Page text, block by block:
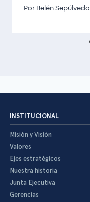
Por Belén Sepúlveda
INSTITUCIONAL
Misión y Visión
Valores
Ejes estratégicos
Nuestra historia
Junta Ejecutiva
Gerencias